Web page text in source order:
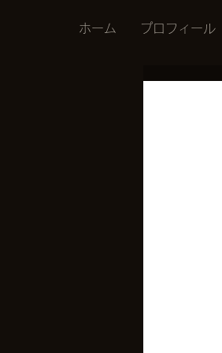
ホーム プロフィール